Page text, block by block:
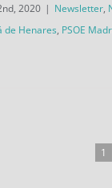
2020 | Newsletter,
de Henares, PSOE
1